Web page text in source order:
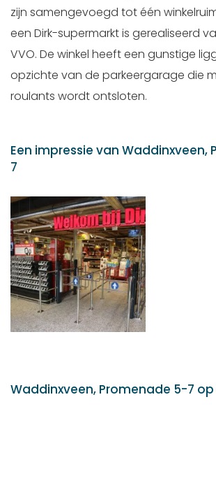
zijn samengevoegd tot één
een Dirk-supermarkt is gerealiseerd
VVO. De winkel heeft een gunstige
opzichte van de parkeergarage die
roulants wordt ontsloten.
Een impressie van Waddinxveen,
7
Waddinxveen, Promenade 5-7